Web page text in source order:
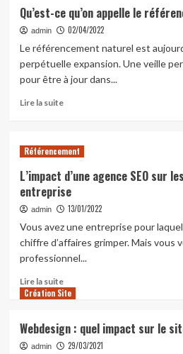
3
raisons
d’utiliser
un
système
de
Qu’est-ce qu’on appelle le
admin 02/04/2022
Le référencement naturel est
perpétuelle expansion. Une veille
pour être à jour dans...
Lire la suiteEn
Qu’est-
qu’on
appelle
le
référencement
Référencement
L’impact d’une agence SEO sur
entreprise
admin 13/01/2022
Vous avez une entreprise pour
chiffre d’affaires grimper. Mais vous
professionnel...
Lire la suiteEn
savoir
L’impact
d’une
Création Site
Webdesign : quel impact sur le
admin 29/03/2021